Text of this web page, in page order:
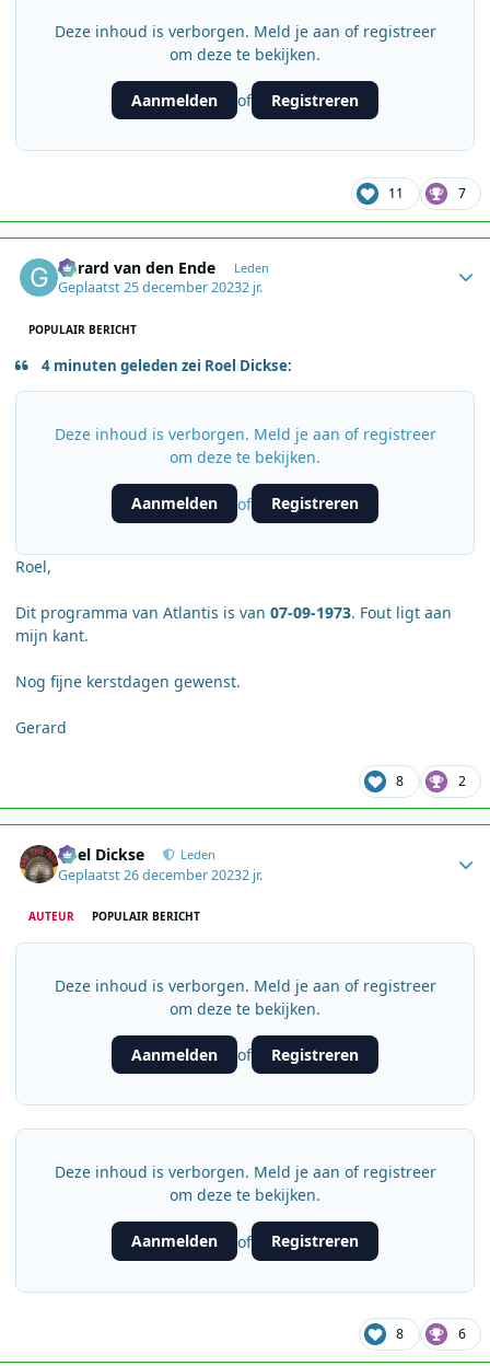
Deze inhoud is verborgen. Meld je aan of registreer
om deze te bekijken.
Aanmelden of Registreren
11 7
Gerard van den Ende Leden
Geplaatst25 december 20232 jr.
POPULAIR BERICHT
4 minuten geleden zei Roel Dickse:
Deze inhoud is verborgen. Meld je aan of registreer
om deze te bekijken.
Aanmelden of Registreren
Roel,
Dit programma van Atlantis is van 07-09-1973. Fout ligt aan
mijn kant.
Nog fijne kerstdagen gewenst.
Gerard
8 2
Roel Dickse Leden
Geplaatst26 december 20232 jr.
AUTEUR POPULAIR BERICHT
Deze inhoud is verborgen. Meld je aan of registreer
om deze te bekijken.
Aanmelden of Registreren
Deze inhoud is verborgen. Meld je aan of registreer
om deze te bekijken.
Aanmelden of Registreren
8 6